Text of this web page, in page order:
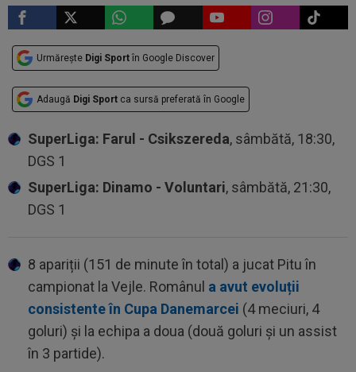
Urmărește Digi Sport în Google Discover
Adaugă Digi Sport ca sursă preferată în Google
SuperLiga: Farul - Csikszereda, sâmbătă, 18:30,
DGS 1
SuperLiga: Dinamo - Voluntari, sâmbătă, 21:30,
DGS 1
8 apariții (151 de minute în total) a jucat Pitu în
campionat la Vejle. Românul a avut evoluții
consistente în Cupa Danemarcei (4 meciuri, 4
goluri) și la echipa a doua (două goluri și un assist
în 3 partide).